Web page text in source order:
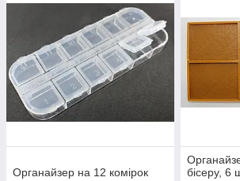
Органайзер на 12 комірок
бісеру, 6